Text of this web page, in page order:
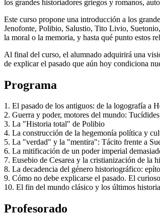
los grandes historiadores griegos y romanos,
Este curso propone una introducción a los
Jenofonte, Polibio, Salustio, Tito Livio,
la moral o la memoria, y hasta qué punto estos
Al final del curso, el alumnado adquirirá una
de explicar el pasado que aún hoy condiciona
Programa
1. El pasado de los antiguos: de la logografía a
2. Guerra y poder, motores del mundo:
3. La "Historia total" de Polibio
4. La construcción de la hegemonía política y
5. La "verdad" y la "mentira": Tácito frente a
6. La mitificación de un poder imperial
7. Eusebio de Cesarea y la cristianización de la
8. La decadencia del género historiográfico:
9. Cómo no debe explicarse el pasado. El
10. El fin del mundo clásico y los últimos
Profesorado